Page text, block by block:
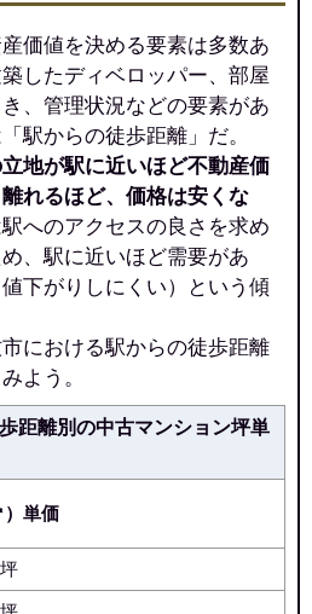
本町2丁目
）
390万円
万円/㎡)
ションナビで
査定をする
い
表町1丁目
730万円
万円/㎡)
ョンナビで
価値を決める要素は多数あ
したディベロッパー、部屋
、管理状況などの要素があ
駅からの徒歩距離」だ。
地が駅に近いほど不動産価
れるほど、価格は安くな
へのアクセスの良さを求め
、駅に近いほど需要があ
下がりしにくい）という傾
における駅からの徒歩距離
よう。
距離別の中古マンション坪単
）単価